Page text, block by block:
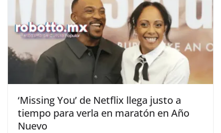
‘Missing You’ de Netflix llega justo a
tiempo para verla en maratón en Año
Nuevo